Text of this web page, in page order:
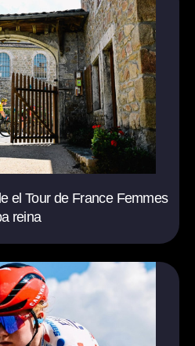
el Tour de France Femmes
reina